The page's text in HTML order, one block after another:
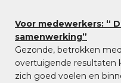
Voor medewerkers: “
samenwerking”
Gezonde, betrokken
overtuigende resultaten
zich goed voelen en